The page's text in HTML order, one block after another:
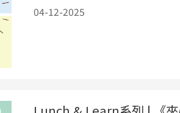
04-12-2025